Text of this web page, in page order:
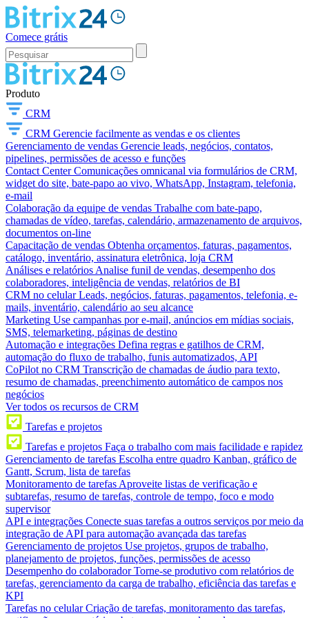
Comece grátis
Produto
CRM
CRM Gerencie facilmente as vendas e os clientes
Gerenciamento de vendas Gerencie leads, negócios, contatos,
pipelines, permissões de acesso e funções
Contact Center Comunicações omnicanal via formulários de CRM,
widget do site, bate-papo ao vivo, WhatsApp, Instagram, telefonia,
e-mail
Colaboração da equipe de vendas Trabalhe com bate-papo,
chamadas de vídeo, tarefas, calendário, armazenamento de arquivos,
documentos on-line
Capacitação de vendas Obtenha orçamentos, faturas, pagamentos,
catálogo, inventário, assinatura eletrônica, loja CRM
Análises e relatórios Analise funil de vendas, desempenho dos
colaboradores, inteligência de vendas, relatórios de BI
CRM no celular Leads, negócios, faturas, pagamentos, telefonia, e-
mails, inventário, calendário ao seu alcance
Marketing Use campanhas por e-mail, anúncios em mídias sociais,
SMS, telemarketing, páginas de destino
Automação e integrações Defina regras e gatilhos de CRM,
automação do fluxo de trabalho, funis automatizados, API
CoPilot no CRM Transcrição de chamadas de áudio para texto,
resumo de chamadas, preenchimento automático de campos nos
negócios
Ver todos os recursos de CRM
Tarefas e projetos
Tarefas e projetos Faça o trabalho com mais facilidade e rapidez
Gerenciamento de tarefas Escolha entre quadro Kanban, gráfico de
Gantt, Scrum, lista de tarefas
Monitoramento de tarefas Aproveite listas de verificação e
subtarefas, resumo de tarefas, controle de tempo, foco e modo
supervisor
API e integrações Conecte suas tarefas a outros serviços por meio da
integração de API para automação avançada das tarefas
Gerenciamento de projetos Use projetos, grupos de trabalho,
planejamento de projetos, funções, permissões de acesso
Desempenho do colaborador Torne-se produtivo com relatórios de
tarefas, gerenciamento da carga de trabalho, eficiência das tarefas e
KPI
Tarefas no celular Criação de tarefas, monitoramento das tarefas,